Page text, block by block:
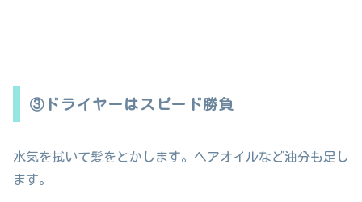
③ドライヤーはスピード勝負
水気を拭いて髪をとかします。ヘアオイルなど油分も足し
ます。